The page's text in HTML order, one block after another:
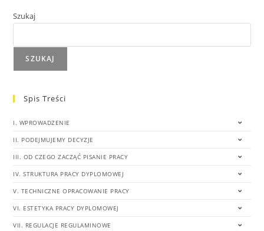
Szukaj
SZUKAJ
Spis Treści
I. WPROWADZENIE
II. PODEJMUJEMY DECYZJE
III. OD CZEGO ZACZĄĆ PISANIE PRACY
IV. STRUKTURA PRACY DYPLOMOWEJ
V. TECHNICZNE OPRACOWANIE PRACY
VI. ESTETYKA PRACY DYPLOMOWEJ
VII. REGULACJE REGULAMINOWE